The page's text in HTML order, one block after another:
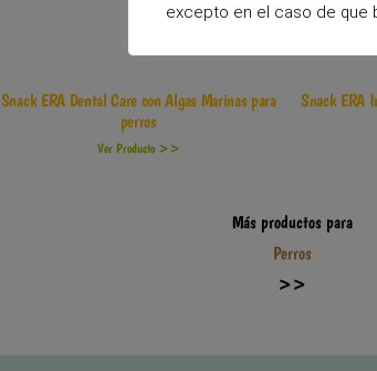
Snack ERA Dental Care con Algas Marinas para
perros
Ver Producto >>
Snack ERA
Más productos para
Perros
>>
excepto en el caso de que